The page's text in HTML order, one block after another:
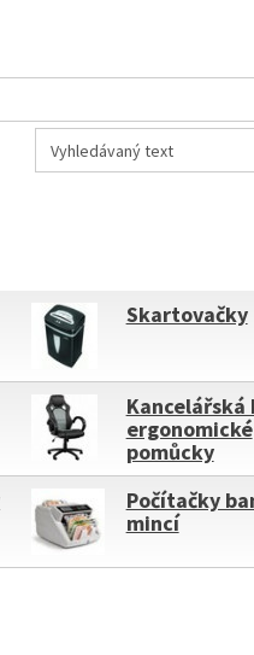
Skartovačky
Kancelářská
ergonomické
pomůcky
Počítačky
mincí